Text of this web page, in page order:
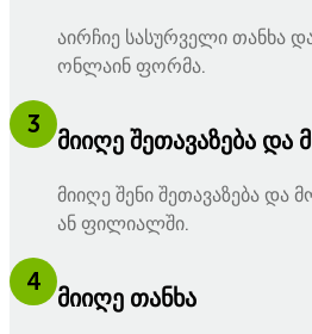
აირჩიე სასურველი თანხა
ონლაინ ფორმა.
3
მიიღე შეთავაზება და
მიიღე შენი შეთავაზება და
ან ფილიალში.
4
მიიღე თანხა